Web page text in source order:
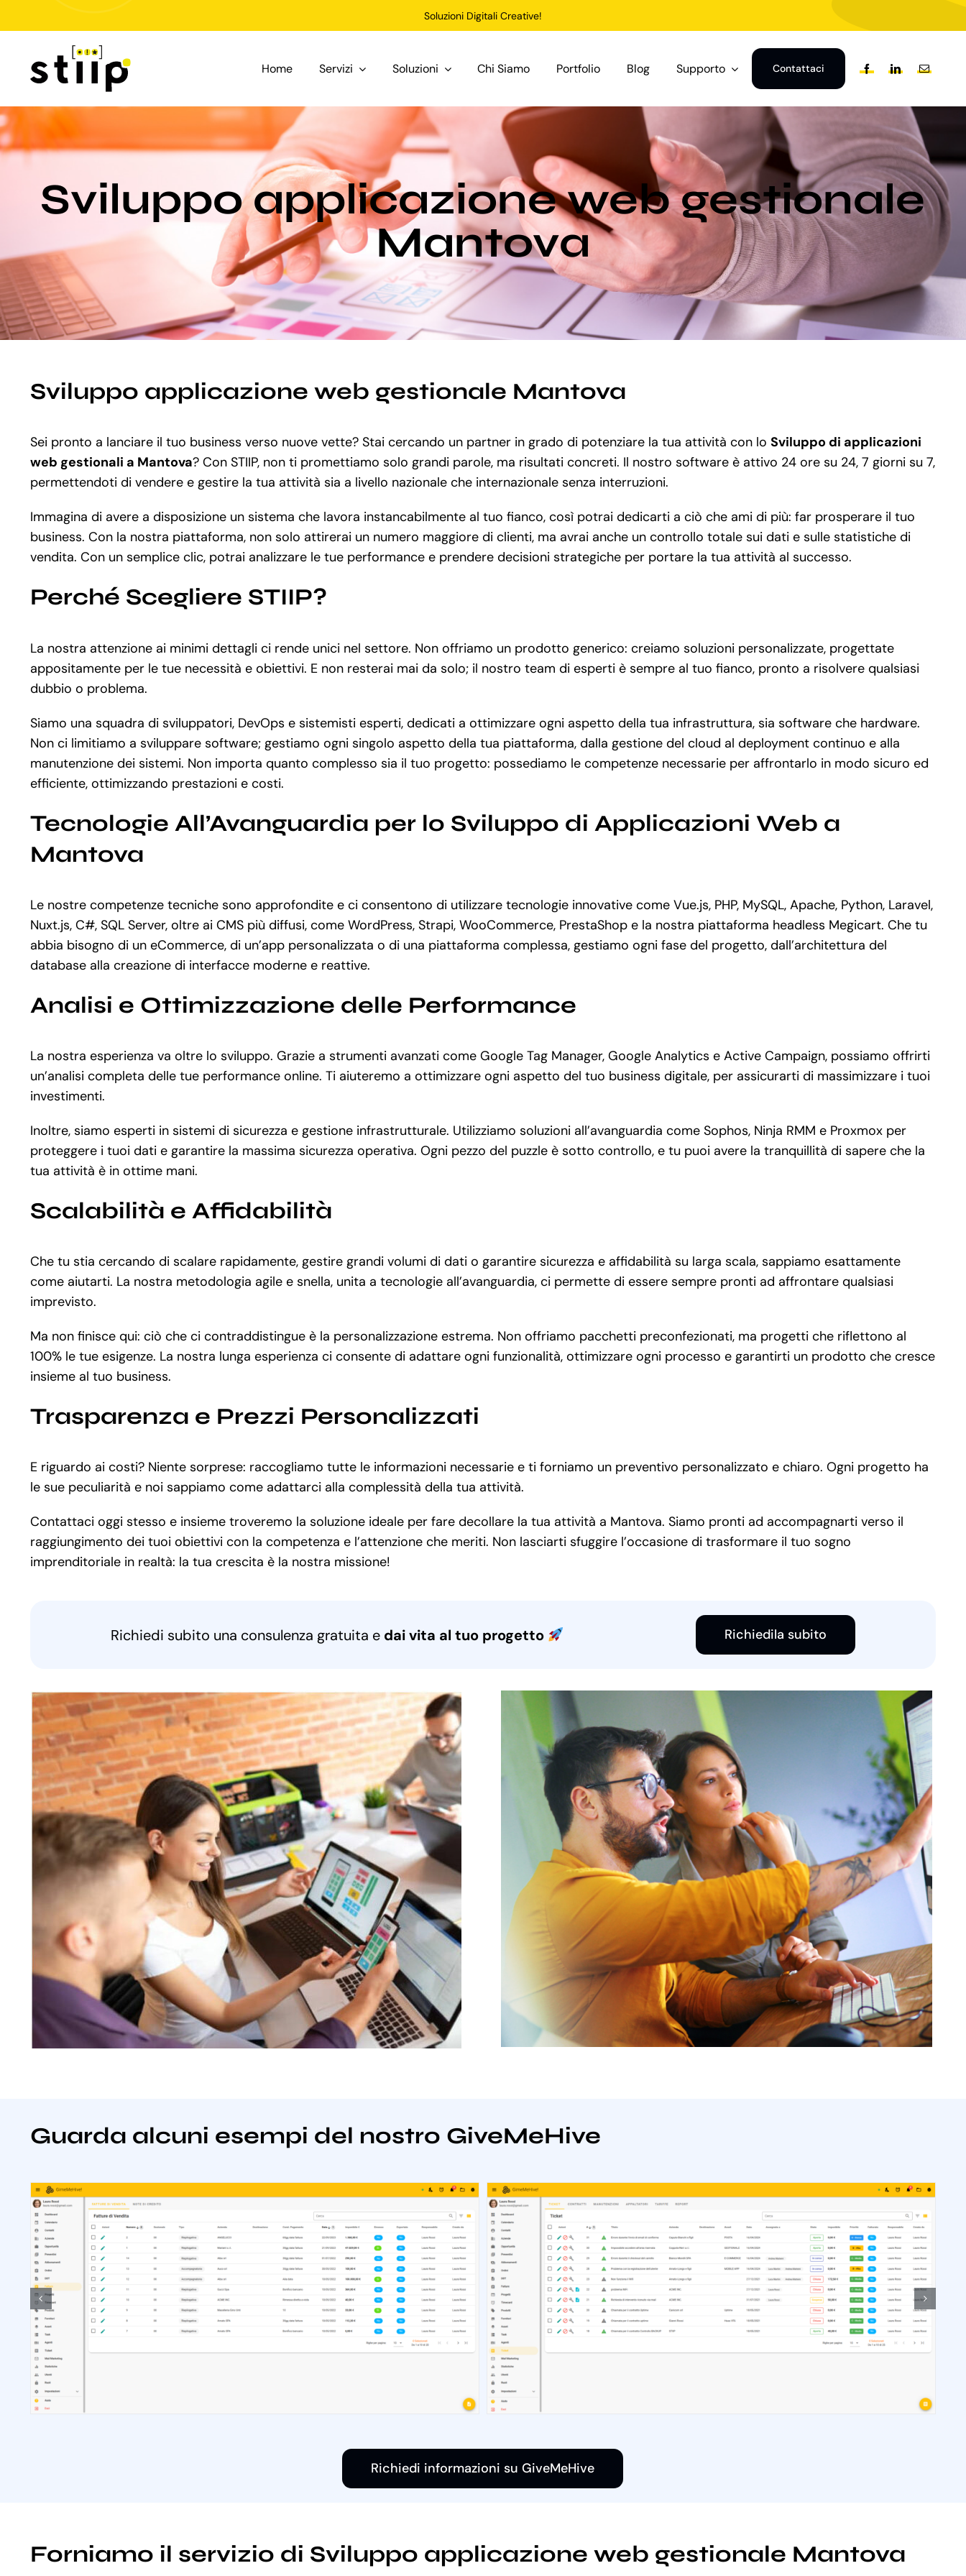
al
Soluzioni Digitali Creative!
Home Servizi Soluzioni Chi Siamo Portfolio Blog Supporto Contattaci
Sviluppo applicazione web gestionale
Mantova
Sviluppo applicazione web gestionale Mantova
Sei pronto a lanciare il tuo business verso nuove vette? Stai cercando un partner in grado di potenziare la tua attività con lo Sviluppo di applicazioni
web gestionali a Mantova? Con STIIP, non ti promettiamo solo grandi parole, ma risultati concreti. Il nostro software è attivo 24 ore su 24, 7 giorni su 7,
permettendoti di vendere e gestire la tua attività sia a livello nazionale che internazionale senza interruzioni.
Immagina di avere a disposizione un sistema che lavora instancabilmente al tuo fianco, così potrai dedicarti a ciò che ami di più: far prosperare il tuo
business. Con la nostra piattaforma, non solo attirerai un numero maggiore di clienti, ma avrai anche un controllo totale sui dati e sulle statistiche di
vendita. Con un semplice clic, potrai analizzare le tue performance e prendere decisioni strategiche per portare la tua attività al successo.
Perché Scegliere STIIP?
La nostra attenzione ai minimi dettagli ci rende unici nel settore. Non offriamo un prodotto generico: creiamo soluzioni personalizzate, progettate
appositamente per le tue necessità e obiettivi. E non resterai mai da solo; il nostro team di esperti è sempre al tuo fianco, pronto a risolvere qualsiasi
dubbio o problema.
Siamo una squadra di sviluppatori, DevOps e sistemisti esperti, dedicati a ottimizzare ogni aspetto della tua infrastruttura, sia software che hardware.
Non ci limitiamo a sviluppare software; gestiamo ogni singolo aspetto della tua piattaforma, dalla gestione del cloud al deployment continuo e alla
manutenzione dei sistemi. Non importa quanto complesso sia il tuo progetto: possediamo le competenze necessarie per affrontarlo in modo sicuro ed
efficiente, ottimizzando prestazioni e costi.
Tecnologie All’Avanguardia per lo Sviluppo di Applicazioni Web a
Mantova
Le nostre competenze tecniche sono approfondite e ci consentono di utilizzare tecnologie innovative come Vue.js, PHP, MySQL, Apache, Python, Laravel,
Nuxt.js, C#, SQL Server, oltre ai CMS più diffusi, come WordPress, Strapi, WooCommerce, PrestaShop e la nostra piattaforma headless Megicart. Che tu
abbia bisogno di un eCommerce, di un’app personalizzata o di una piattaforma complessa, gestiamo ogni fase del progetto, dall’architettura del
database alla creazione di interfacce moderne e reattive.
Analisi e Ottimizzazione delle Performance
La nostra esperienza va oltre lo sviluppo. Grazie a strumenti avanzati come Google Tag Manager, Google Analytics e Active Campaign, possiamo offrirti
un’analisi completa delle tue performance online. Ti aiuteremo a ottimizzare ogni aspetto del tuo business digitale, per assicurarti di massimizzare i tuoi
investimenti.
Inoltre, siamo esperti in sistemi di sicurezza e gestione infrastrutturale. Utilizziamo soluzioni all’avanguardia come Sophos, Ninja RMM e Proxmox per
proteggere i tuoi dati e garantire la massima sicurezza operativa. Ogni pezzo del puzzle è sotto controllo, e tu puoi avere la tranquillità di sapere che la
tua attività è in ottime mani.
Scalabilità e Affidabilità
Che tu stia cercando di scalare rapidamente, gestire grandi volumi di dati o garantire sicurezza e affidabilità su larga scala, sappiamo esattamente
come aiutarti. La nostra metodologia agile e snella, unita a tecnologie all’avanguardia, ci permette di essere sempre pronti ad affrontare qualsiasi
imprevisto.
Ma non finisce qui: ciò che ci contraddistingue è la personalizzazione estrema. Non offriamo pacchetti preconfezionati, ma progetti che riflettono al
100% le tue esigenze. La nostra lunga esperienza ci consente di adattare ogni funzionalità, ottimizzare ogni processo e garantirti un prodotto che cresce
insieme al tuo business.
Trasparenza e Prezzi Personalizzati
E riguardo ai costi? Niente sorprese: raccogliamo tutte le informazioni necessarie e ti forniamo un preventivo personalizzato e chiaro. Ogni progetto ha
le sue peculiarità e noi sappiamo come adattarci alla complessità della tua attività.
Contattaci oggi stesso e insieme troveremo la soluzione ideale per fare decollare la tua attività a Mantova. Siamo pronti ad accompagnarti verso il
raggiungimento dei tuoi obiettivi con la competenza e l’attenzione che meriti. Non lasciarti sfuggire l’occasione di trasformare il tuo sogno
imprenditoriale in realtà: la tua crescita è la nostra missione!
Richiedi subito una consulenza gratuita e dai vita al tuo progetto Richiedila subito
Guarda alcuni esempi del nostro GiveMeHive
Richiedi informazioni su GiveMeHive
Forniamo il servizio di Sviluppo applicazione web gestionale Mantova